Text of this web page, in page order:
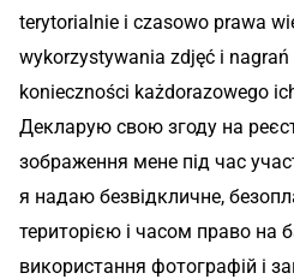
terytorialnie i czasowo prawa
wykorzystywania zdjęć i
konieczności każdorazowego
Декларую свою згоду на
зображення мене під час
я надаю безвідкличне,
територією і часом право на
використання фотографій і